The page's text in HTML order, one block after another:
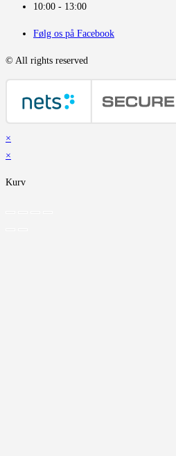
10:00 - 13:00
Følg os på Facebook
© All rights reserved
×
×
Kurv